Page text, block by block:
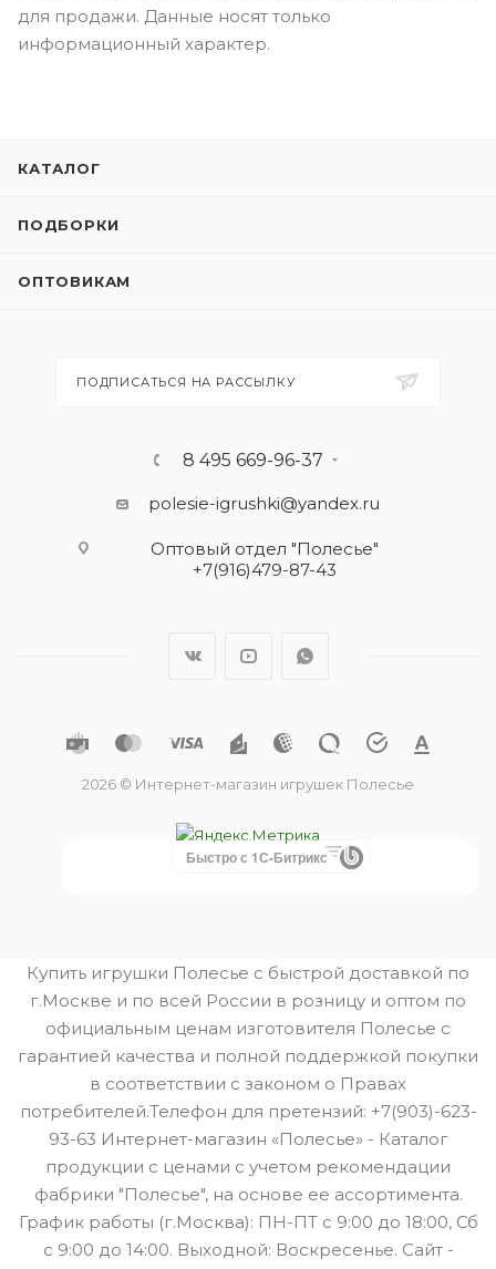
для продажи. Данные носят только
информационный характер.
КАТАЛОГ
ПОДБОРКИ
ОПТОВИКАМ
ПОДПИСАТЬСЯ НА РАССЫЛКУ
8 495 669-96-37
polesie-igrushki@yandex.ru
Оптовый отдел "Полесье"
+7(916)479-87-43
2026 © Интернет-магазин игрушек Полесье
Быстро с 1С-Битрикс
Купить игрушки Полесье с быстрой доставкой по
г.Москве и по всей России в розницу и оптом по
официальным ценам изготовителя Полесье с
гарантией качества и полной поддержкой покупки
в соответствии с законом о Правах
потребителей.Телефон для претензий: +7(903)-623-
93-63 Интернет-магазин «Полесье» - Каталог
продукции с ценами с учетом рекомендации
фабрики "Полесье", на основе ее ассортимента.
График работы (г.Москва): ПН-ПТ с 9:00 до 18:00, Сб
с 9:00 до 14:00. Выходной: Воскресенье. Сайт -